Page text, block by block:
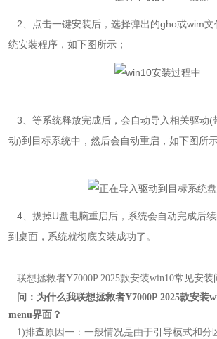
2、点击一键安装后，选择弹出的gho或wim
统安装程序，如下图所示；
3、等系统释放完成后，会自动导入相关驱动
动)到目标系统中，然后会自动重启，如下图所示
4 、拔掉U盘电脑重启后，系统会自动完成后
到桌面，系统就彻底安装成功了。
联想拯救者Y7000P 2025款安装win10常见安装
问：为什么我联想拯救者Y7000P 2025款安装
menu界面 ？
1)排查原因一：一般情况是由于引导模式和分